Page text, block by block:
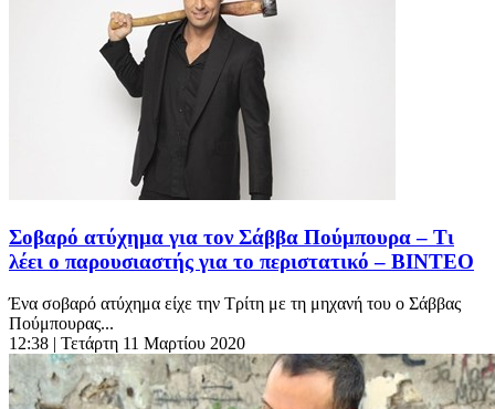
Σοβαρό ατύχημα για τον Σάββα Πούμπουρα – Τι
λέει ο παρουσιαστής για το περιστατικό – ΒΙΝΤΕΟ
Ένα σοβαρό ατύχημα είχε την Τρίτη με τη μηχανή του ο Σάββας
Πούμπουρας...
12:38 | Τετάρτη 11 Μαρτίου 2020